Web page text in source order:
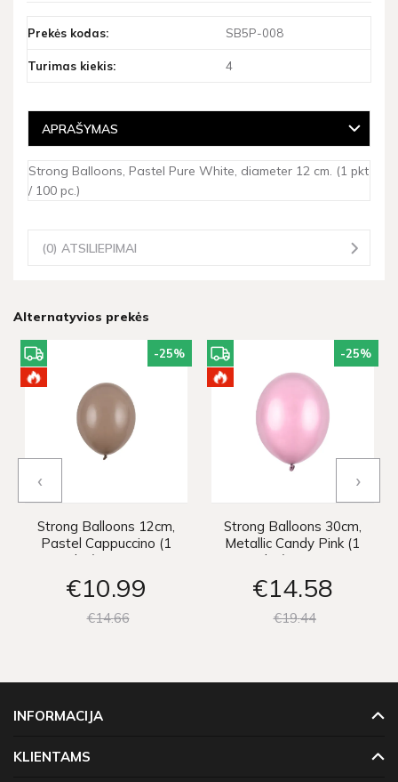
Prekės kodas: SB5P-008
Turimas kiekis: 4
APRAŠYMAS
Strong Balloons, Pastel Pure White, diameter 12 cm. (1 pkt
/ 100 pc.)
(0) ATSILIEPIMAI
Alternatyvios prekės
-25%
Strong Balloons 12cm,
Pastel Cappuccino (1
pkt / 100 pc.)
€10 99
€1466
-25%
Strong Balloons 30cm,
Metallic Candy Pink (1
pkt / 50 pc.)
€14 58
€1944
‹ ›
INFORMACIJA
KLIENTAMS